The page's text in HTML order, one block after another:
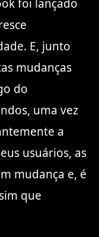
foi lançado
E, junto
mudanças
do
uma vez
a
usuários, as
mudança e, é
que